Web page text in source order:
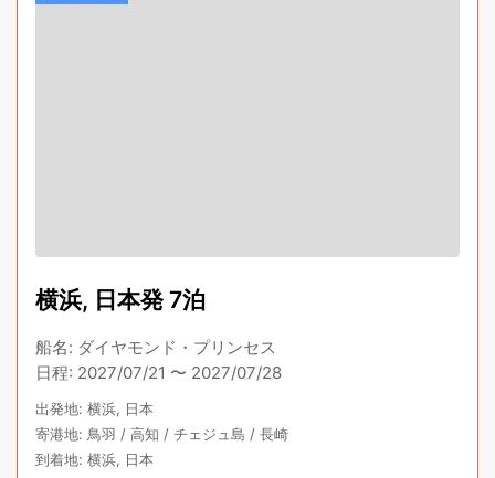
横浜, 日本発 7泊
船名: ダイヤモンド・プリンセス
日程: 2027/07/21 〜 2027/07/28
出発地: 横浜, 日本
寄港地: 鳥羽 / 高知 / チェジュ島 / 長崎
到着地: 横浜, 日本